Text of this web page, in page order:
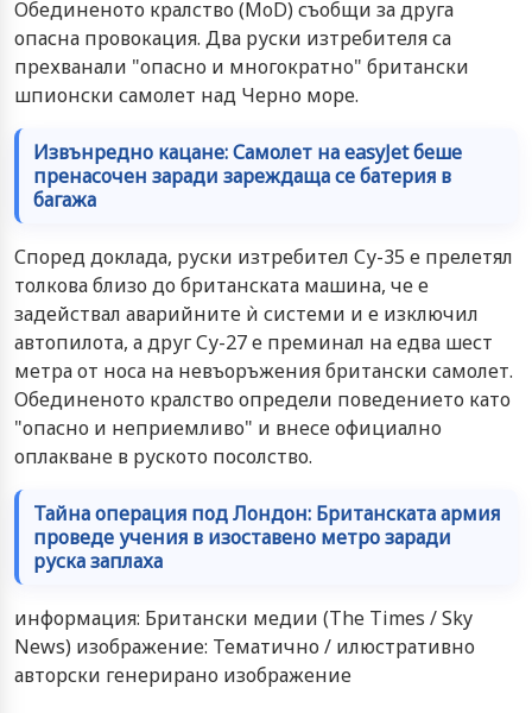
Обединеното кралство (MoD) съобщи за друга
опасна провокация. Два руски изтребителя са
прехванали "опасно и многократно" британски
шпионски самолет над Черно море.
Извънредно кацане: Самолет на easyJet беше
пренасочен заради зареждаща се батерия в
багажа
Според доклада, руски изтребител Су-35 е прелетял
толкова близо до британската машина, че е
задействал аварийните ѝ системи и е изключил
автопилота, а друг Су-27 е преминал на едва шест
метра от носа на невъоръжения британски самолет.
Обединеното кралство определи поведението като
"опасно и неприемливо" и внесе официално
оплакване в руското посолство.
Тайна операция под Лондон: Британската армия
проведе учения в изоставено метро заради
руска заплаха
информация: Британски медии (The Times / Sky
News) изображение: Тематично / илюстративно
авторски генерирано изображение